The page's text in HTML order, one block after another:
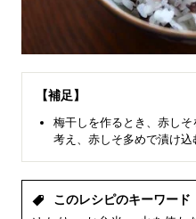
【補足】
梅干しを作るとき、赤し
考え、赤しそ多めで漬け込
このレシピのキーワード